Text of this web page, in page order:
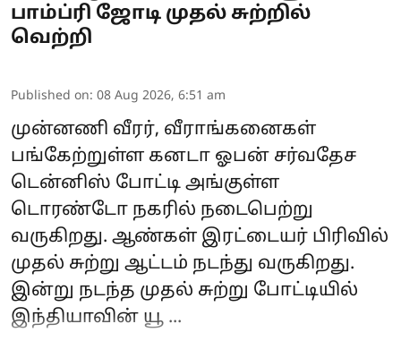
பாம்ப்ரி ஜோடி முதல் சுற்றில்
வெற்றி
Published on: 08 Aug 2026, 6:51 am
முன்னணி வீரர், வீராங்கனைகள்
பங்கேற்றுள்ள கனடா ஓபன் சர்வதேச
டென்னிஸ் போட்டி அங்குள்ள
டொரண்டோ நகரில் நடைபெற்று
வருகிறது. ஆண்கள் இரட்டையர் பிரிவில்
முதல் சுற்று ஆட்டம் நடந்து வருகிறது.
இன்று நடந்த முதல் சுற்று போட்டியில்
இந்தியாவின் யூ ...